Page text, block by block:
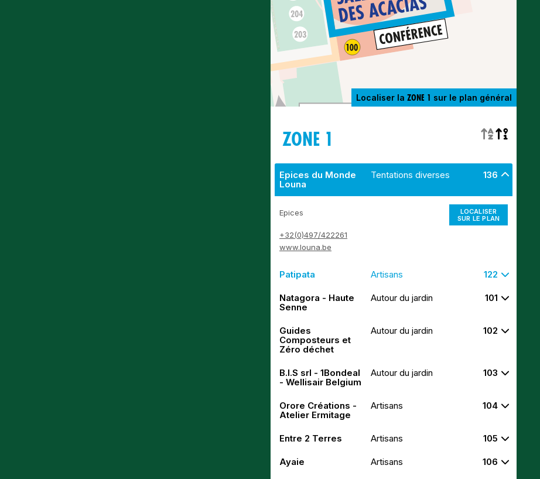
Localiser la ZONE 1 sur le plan général
ZONE 1
Epices du Monde
Louna
Tentations diverses 136
Epices
+32(0)497/422261
www.louna.be
LOCALISER
SUR LE PLAN
Patipata Artisans 122
Natagora - Haute
Senne
Autour du jardin 101
Guides
Composteurs et
Zéro déchet
Autour du jardin 102
B.I.S srl - 1Bondeal
- Wellisair Belgium
Autour du jardin 103
Orore Créations -
Atelier Ermitage
Artisans 104
Entre 2 Terres Artisans 105
Ayaie Artisans 106